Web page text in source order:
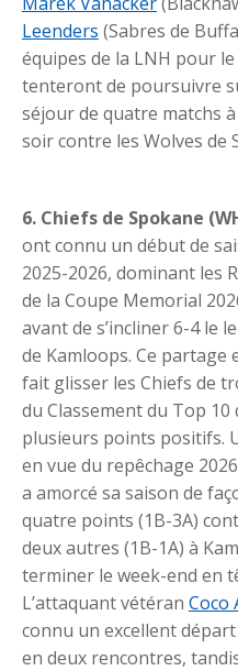
Leenders (Sabres de
équipes de la LNH pour
tenteront de poursuivre
séjour de quatre matchs
soir contre les Wolves de
6. Chiefs de Spokane
ont connu un début de
2025-2026, dominant les
de la Coupe Memorial
avant de s’incliner 6-4 le
de Kamloops. Ce
fait glisser les Chiefs de
du Classement du Top 10
plusieurs points positifs.
en vue du repêchage
a amorcé sa saison de
quatre points (1B-3A)
deux autres (1B-1A) à
terminer le week-end en
L’attaquant vétéran Coco
connu un excellent
en deux rencontres,